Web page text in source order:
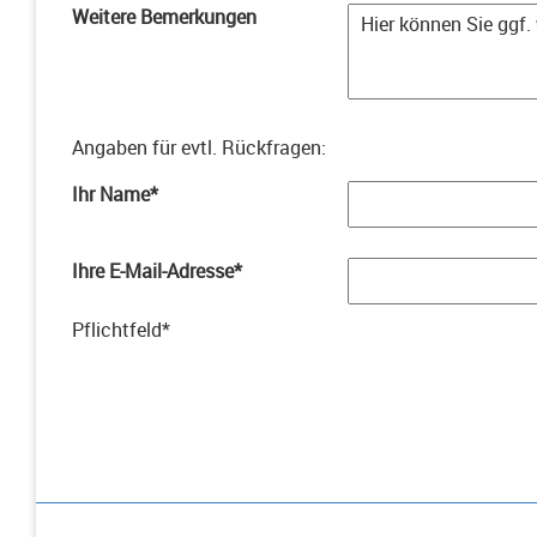
Weitere Bemerkungen
Angaben für evtl. Rückfragen:
Ihr Name*
Ihre E-Mail-Adresse*
Pflichtfeld*